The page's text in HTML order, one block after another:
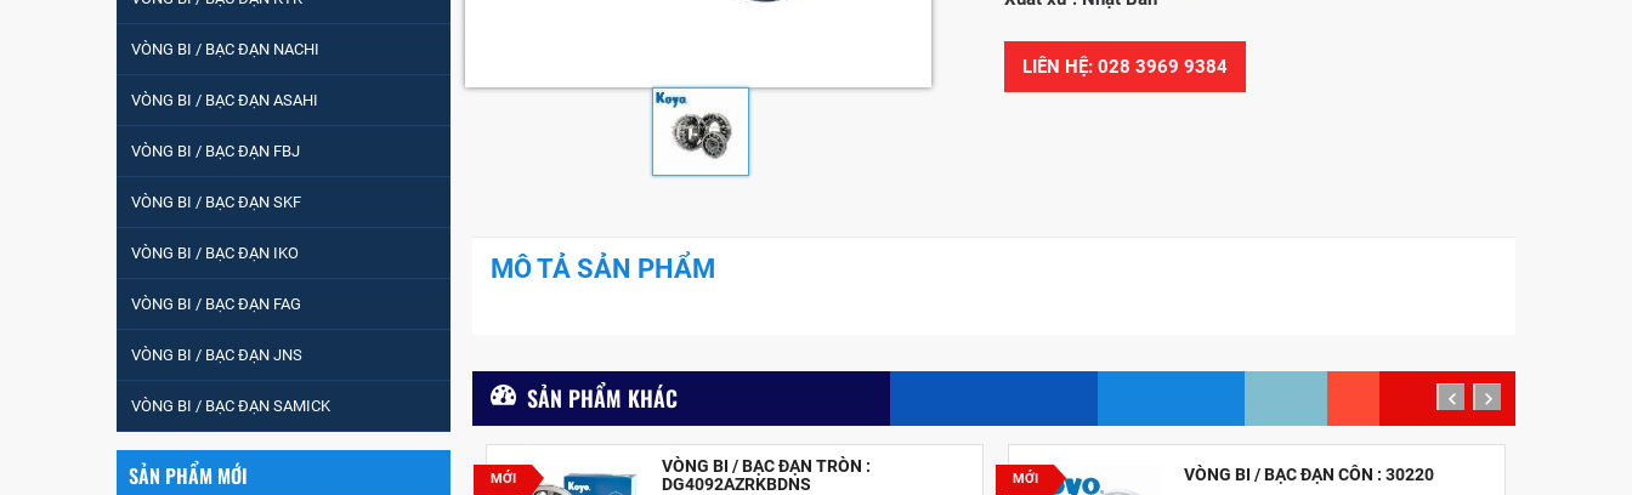
LIÊN HỆ: 028 3969 9384
MÔ TẢ SẢN PHẨM
SẢN PHẨM KHÁC
MỚI
VÒNG BI / BẠC ĐẠN TRÒN :
DG4092AZRKBDNS
MỚI
VÒNG BI / BẠC ĐẠN CÔN : 30220
prev next
VÒNG BI / BẠC ĐẠN NACHI
VÒNG BI / BẠC ĐẠN ASAHI
VÒNG BI / BẠC ĐẠN FBJ
VÒNG BI / BẠC ĐẠN SKF
VÒNG BI / BẠC ĐẠN IKO
VÒNG BI / BẠC ĐẠN FAG
VÒNG BI / BẠC ĐẠN JNS
VÒNG BI / BẠC ĐẠN SAMICK
SẢN PHẨM MỚI
tròn : 698
VÒNG BI PHS20
5200
VÒNG BI / BẠC ĐẠN
CHÀ TRÒN 51105
VÒNG BI / BẠC ĐẠN
CỐT BƠM NƯỚC
12x12x26